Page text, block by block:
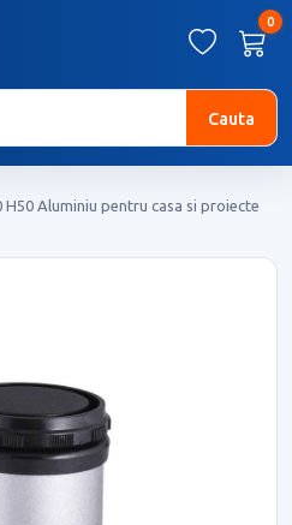
0
Cauta
Aluminiu pentru casa si proiecte